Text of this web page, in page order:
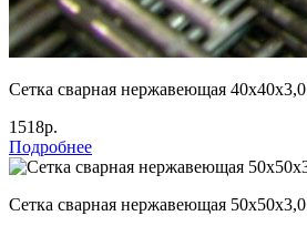
Сетка сварная нержавеющая 40х40х3,0
1518р.
Подробнее
Сетка сварная нержавеющая 50х50х3,0